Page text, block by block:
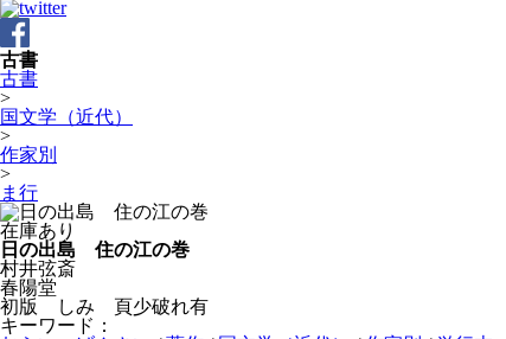
古書
古書
>
国文学（近代）
>
作家別
>
ま行
在庫あり
日の出島 住の江の巻
村井弦斎
春陽堂
初版 しみ 頁少破れ有
キーワード：